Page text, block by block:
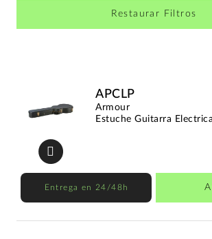
Restaurar Filtros
APCLP
Armour
Estuche Guitarra
Entrega en 24/48h